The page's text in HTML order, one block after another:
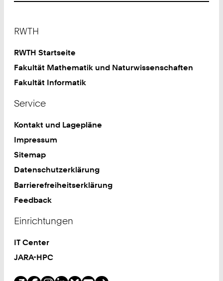
RWTH
RWTH Startseite
Fakultät Mathematik und Naturwissenschaften
Fakultät Informatik
Service
Kontakt und Lagepläne
Impressum
Sitemap
Datenschutzerklärung
Barrierefreiheitserklärung
Feedback
Einrichtungen
IT Center
JARA-HPC